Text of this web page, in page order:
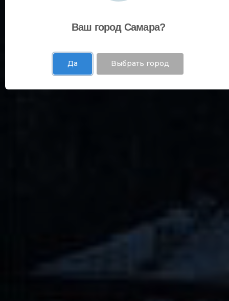
Ваш город Самара?
Да Выбрать город